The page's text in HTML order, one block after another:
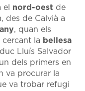
el nord-oest de
des de Calvià a
, quan els
cercant la bellesa
Lluís Salvador
dels primers en
va procurar la
va trobar refugi